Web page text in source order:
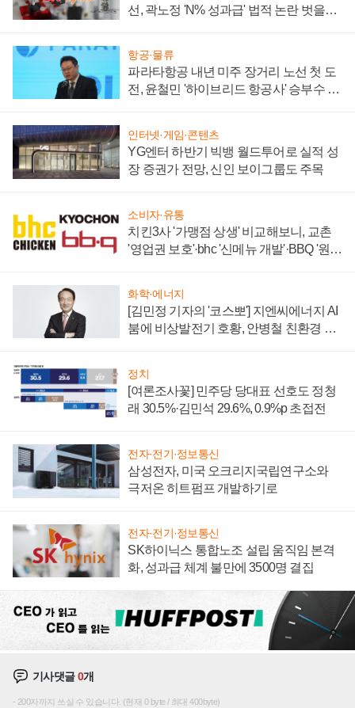
선, 곽노정 'N% 성과급' 법적 논란 벗을지
항공·물류
파라타항공 내년 미주 장거리 노선 첫 도
전, 윤철민 '하이브리드 항공사' 승부수 통
인터넷·게임·콘텐츠
YG엔터 하반기 빅뱅 월드투어로 실적 성
장 증권가 전망, 신인 보이그룹도 주목
소비자·유통
치킨3사 '가맹점 상생' 비교해보니, 교촌
'영업권 보호'·bhc '신메뉴 개발'·BBQ '원가
화학·에너지
[김민정 기자의 '코스뽀'] 지엔씨에너지 AI
붐에 비상발전기 호황, 안병철 친환경 에
정치
[여론조사꽃] 민주당 당대표 선호도 정청
래 30.5%·김민석 29.6%, 0.9%p 초접전
전자·전기·정보통신
삼성전자, 미국 오크리지국립연구소와
극저온 히트펌프 개발하기로
전자·전기·정보통신
SK하이닉스 통합노조 설립 움직임 본격
화, 성과급 체계 불만에 3500명 결집
기사댓글0개
200자까지 쓰실 수 있습니다. (현재 0 byte / 최대 400byte)